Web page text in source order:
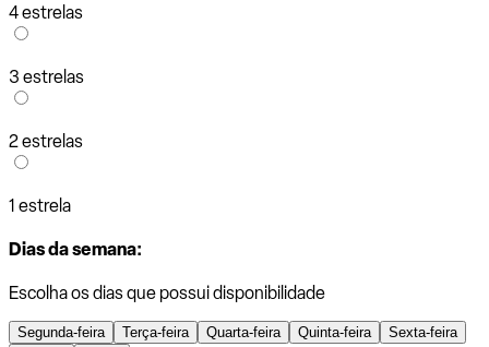
4 estrelas
3 estrelas
2 estrelas
1 estrela
Dias da semana:
Escolha os dias que possui disponibilidade
Segunda-feira Terça-feira Quarta-feira Quinta-feira
Sexta-feira